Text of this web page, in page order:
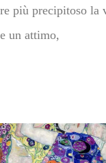
più precipitoso
un attimo,